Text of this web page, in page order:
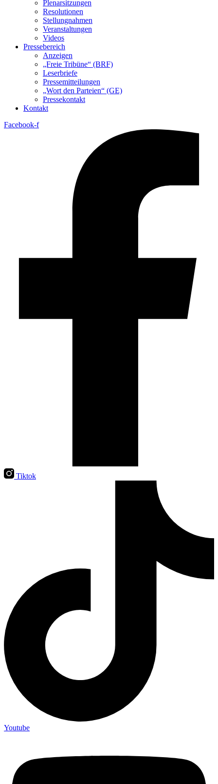
Plenarsitzungen
Resolutionen
Stellungnahmen
Veranstaltungen
Videos
Pressebereich
Anzeigen
„Freie Tribüne“ (BRF)
Leserbriefe
Pressemitteilungen
„Wort den Parteien“ (GE)
Pressekontakt
Kontakt
Facebook-f
Tiktok
Youtube